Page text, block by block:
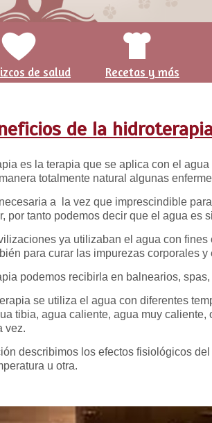
de salud Recetas y más
de la
es la terapia que se aplica con el
totalmente natural algunas
a la vez que imprescindible
por tanto podemos decir que el agua es
ya utilizaban el agua con fines
para curar las impurezas corporales y
podemos recibirla en balnearios,
se utiliza el agua con diferentes
tibia, agua caliente, agua muy caliente,
vez.
describimos los efectos fisiológicos
u otra.